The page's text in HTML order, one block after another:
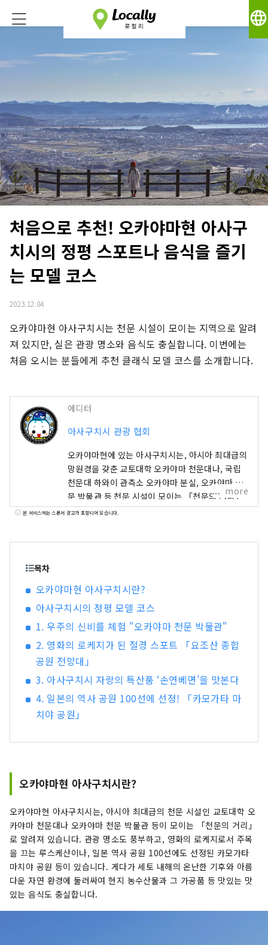
language
처음으로 추천! 오카야마현 아사구
치시의 정평 스포트나 음식을 즐기
는 모델 코스
2023.12.04
오카야마현 아사구치시는 천문 시설이 모이는 지역으로 알려
져 있지만, 실은 관광 명소와 음식도 충실합니다. 이번에는
처음 오시는 분들에게 추천 클래식 모델 코스를 소개합니다.
에디터
아사구치시 관광 협회
오카야마현에 있는 아사구치시는, 아시아 최대급의
망원경을 갖춘 교토대학 오카야마 천문대나, 국립
천문대 하와이 관측소 오카야마 분실, 오카야마 천
문 박물관 등 천문 시설이 모이는 「천문의 거리」
입니다. 매우 컴팩트한 거리이지만, 천문 시설 이외
수산물과 그 가공품 등 맛있는 맛있는 음식도 많이
있습니다. 볼거리・맛 가득한 아사구치시에 꼭 방
문해 보세요.
more
본 서비스에는 스폰서 광고가 포함되어 있습니다.
목차
오카야마현 아사구치시란?
아사구치시의 정평 모델 코스
1. 우주의 신비를 체험 "오카야마 천문 박물관"
2. 영화의 로케지가 된 절경 스포트 「요조산 종합
공원 전망대」
3. 아사구치시 자랑의 특산품 ‘손연베면’을 맛본다
4. 일본의 역사 공원 100선에 선정! 「카모가타 마
치야 공원」
오카야마현 아사구치시란?
오카야마현 아사구치시는, 아시아 최대급의 천문 시설인 교토대학 오
카야마 천문대나 오카야마 천문 박물관 등이 모이는 「천문의 거리」
로 알려져 있습니다. 관광 명소도 풍부하고, 영화의 로케지로서 주목
을 끄는 루스케산이나, 일본 역사 공원 100선에도 선정된 카모가타
마치야 공원 등이 있습니다. 게다가 세토 내해의 온난한 기후와 아름
다운 자연 환경에 둘러싸여 현지 농수산물과 그 가공품 등 맛있는 맛
있는 음식도 충실합니다.